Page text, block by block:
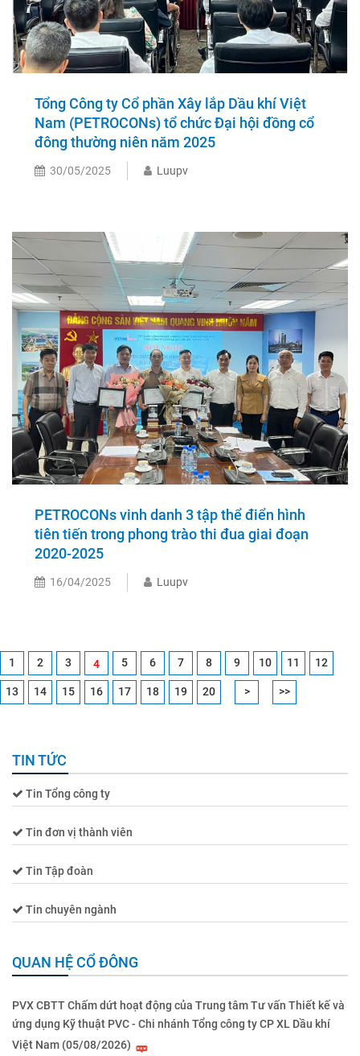
Tổng Công ty Cổ phần Xây lắp Dầu khí Việt
Nam (PETROCONs) tổ chức Đại hội đồng cổ
đông thường niên năm 2025
30/05/2025 Luupv
PETROCONs vinh danh 3 tập thể điển hình
tiên tiến trong phong trào thi đua giai đoạn
2020-2025
16/04/2025 Luupv
1 2 3 4 5 6 7 8 9 10 11 12
13 14 15 16 17 18 19 20 > >>
TIN TỨC
Tin Tổng công ty
Tin đơn vị thành viên
Tin Tập đoàn
Tin chuyên ngành
QUAN HỆ CỔ ĐÔNG
PVX CBTT Chấm dứt hoạt động của Trung tâm Tư vấn Thiết kế và
ứng dụng Kỹ thuật PVC - Chi nhánh Tổng công ty CP XL Dầu khí
Việt Nam (05/08/2026)